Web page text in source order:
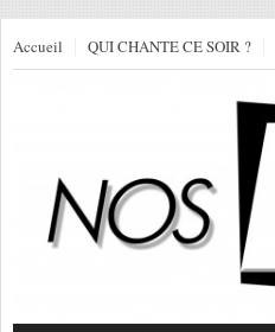
Accueil QUI CHANTE CE SOIR ?